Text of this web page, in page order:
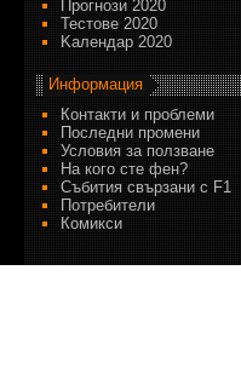
Прогнози 2020
Тестове 2020
Kалендар 2020
Информация
Контакти и проблеми
Последни промени
Условия за ползване
На кого сте фен?
Събития свързани с F1
Потребители
Комикси